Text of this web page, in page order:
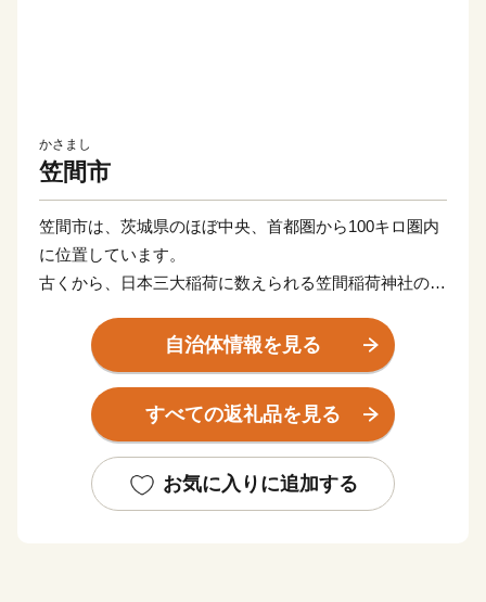
かさまし
笠間市
笠間市は、茨城県のほぼ中央、首都圏から100キロ圏内
に位置しています。
古くから、日本三大稲荷に数えられる笠間稲荷神社の門
笠間焼の産地としても知られ、窯元やギャラリーが点在
しており、多くの人が訪れます。周囲を八溝山系・筑波
山系の山々に囲まれた台地が広がり、年間を通して穏や
かな気候に恵まれた豊かな自然からは、数々の歴史・文
●日本一熱い栗の産地 「笠間の栗」
自治体情報を見る
すべての返礼品を見る
お気に入りに追加する